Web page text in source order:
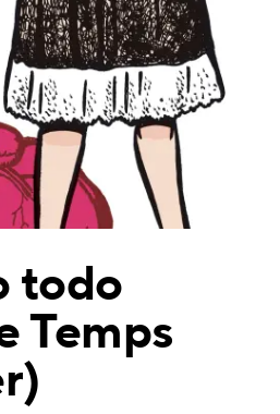
todo
Temps